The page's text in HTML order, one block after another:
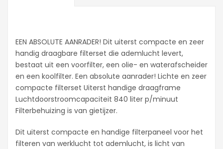
EEN ABSOLUTE AANRADER! Dit uiterst compacte en zeer
handig draagbare filterset die ademlucht levert,
bestaat uit een voorfilter, een olie- en waterafscheider
en een koolfilter. Een absolute aanrader! Lichte en zeer
compacte filterset Uiterst handige draagframe
Luchtdoorstroomcapaciteit 840 liter p/minuut
Filterbehuizing is van gietijzer.
Dit uiterst compacte en handige filterpaneel voor het
filteren van werklucht tot ademlucht, is licht van